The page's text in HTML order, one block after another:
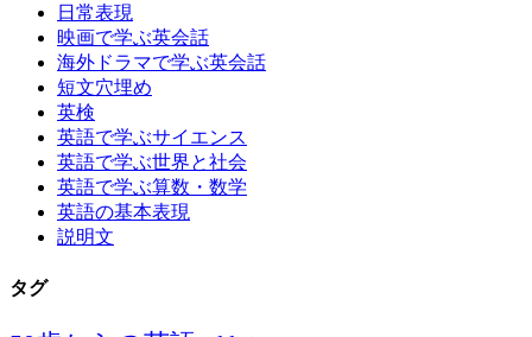
日常表現
映画で学ぶ英会話
海外ドラマで学ぶ英会話
短文穴埋め
英検
英語で学ぶサイエンス
英語で学ぶ世界と社会
英語で学ぶ算数・数学
英語の基本表現
説明文
タグ